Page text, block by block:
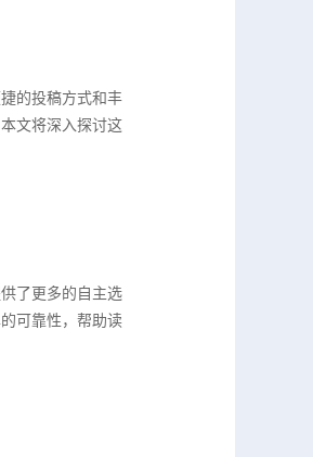
的投稿方式和丰
文将深入探讨这
了更多的自主选
可靠性，帮助读